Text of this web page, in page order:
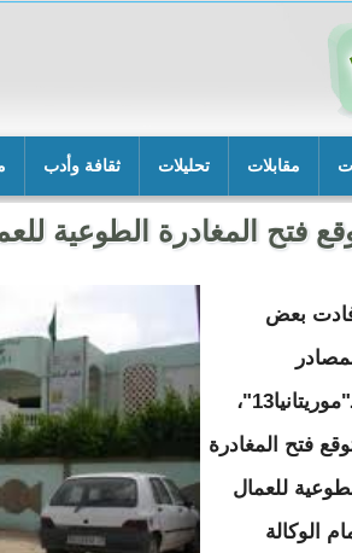
مقابلات تحليلات ثقافة وأدب
فتح المغادرة الطوعية
بعض
لـ"موريتانيا13"،
فتح المغادرة
للعمال
الوكالة